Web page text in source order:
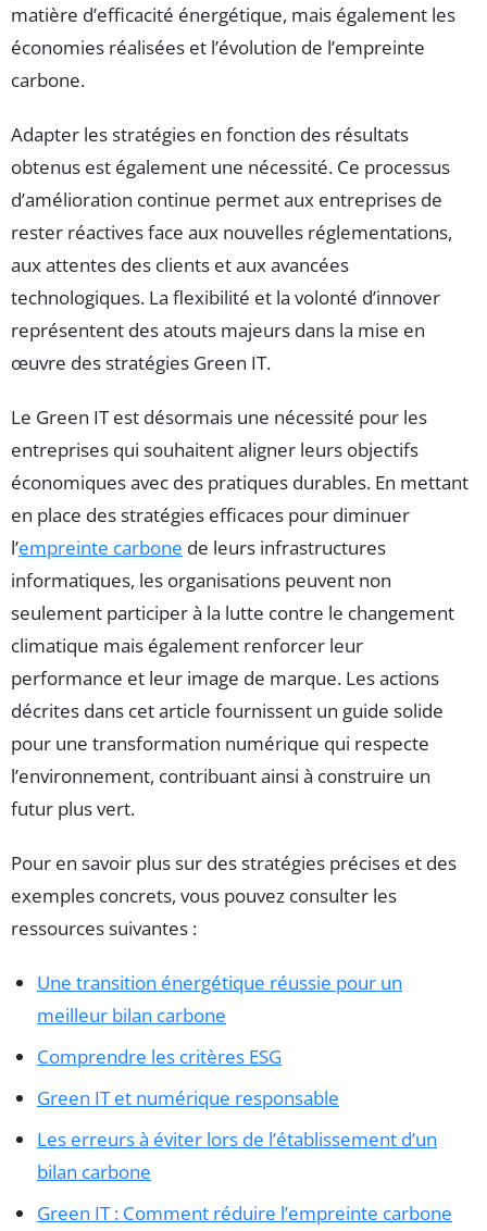
matière d’efficacité énergétique, mais également les
économies réalisées et l’évolution de l’empreinte
carbone.
Adapter les stratégies en fonction des résultats
obtenus est également une nécessité. Ce processus
d’amélioration continue permet aux entreprises de
rester réactives face aux nouvelles réglementations,
aux attentes des clients et aux avancées
technologiques. La flexibilité et la volonté d’innover
représentent des atouts majeurs dans la mise en
œuvre des stratégies Green IT.
Le Green IT est désormais une nécessité pour les
entreprises qui souhaitent aligner leurs objectifs
économiques avec des pratiques durables. En mettant
en place des stratégies efficaces pour diminuer
l’empreinte carbone de leurs infrastructures
informatiques, les organisations peuvent non
seulement participer à la lutte contre le changement
climatique mais également renforcer leur
performance et leur image de marque. Les actions
décrites dans cet article fournissent un guide solide
pour une transformation numérique qui respecte
l’environnement, contribuant ainsi à construire un
futur plus vert.
Pour en savoir plus sur des stratégies précises et des
exemples concrets, vous pouvez consulter les
ressources suivantes :
Une transition énergétique réussie pour un
meilleur bilan carbone
Comprendre les critères ESG
Green IT et numérique responsable
Les erreurs à éviter lors de l’établissement d’un
bilan carbone
Green IT : Comment réduire l’empreinte carbone